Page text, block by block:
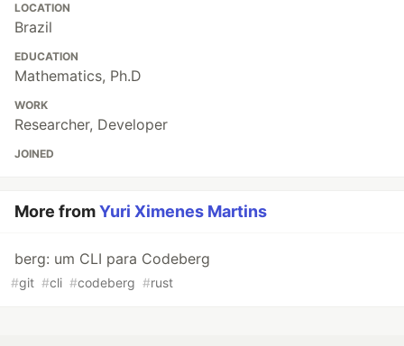
LOCATION
Brazil
EDUCATION
Mathematics, Ph.D
WORK
Researcher, Developer
JOINED
More fromYuri Ximenes Martins
berg: um CLI para Codeberg
#git #cli #codeberg #rust